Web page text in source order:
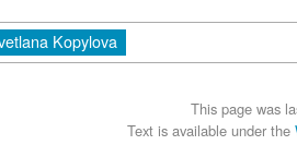
Kopylova
This page was
Text is available under the